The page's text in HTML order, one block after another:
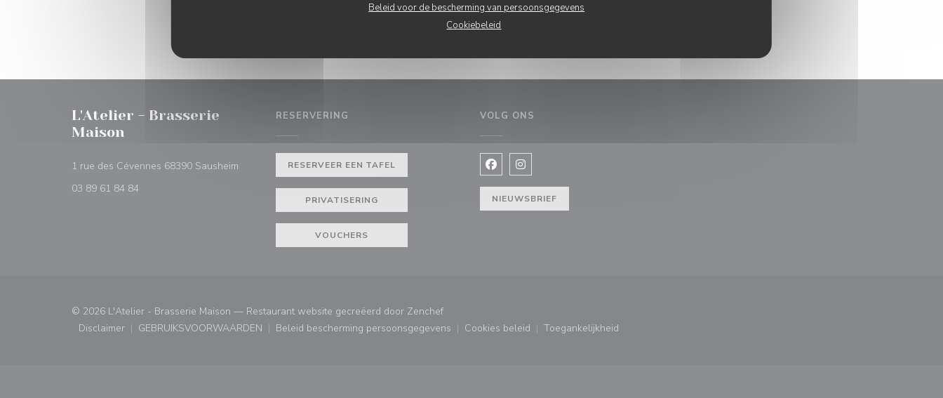
Beleid voor de bescherming van persoonsgegevens
Cookiebeleid
L'Atelier - Brasserie
Maison
1 rue des Cévennes 68390 Sausheim ((opent in een nieuw venster))
03 89 61 84 84
RESERVERING
RESERVEER EEN TAFEL
PRIVATISERING
VOUCHERS
VOLG ONS
Facebook ((opent in een nieuw venster))
Instagram ((opent in een nieuw venster))
NIEUWSBRIEF
© 2026 L'Atelier - Brasserie Maison — Restaurant website gecreëerd door Zenchef((opent in een nieuw venster))
Disclaimer
((opent in een nieuw venster))
GEBRUIKSVOORWAARDEN
((opent in een nieuw venster))
Beleid bescherming persoonsgegevens
((opent in een nieuw venster))
Cookies beleid
((opent in een nieuw venster))
Toegankelijkheid
((opent in een nieuw venster))